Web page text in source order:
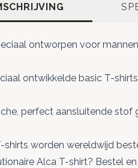
ontworpen voor
ontwikkelde basic T-
perfect aansluitende
shirts worden wereldwijd
Alca T-shirt? Bestel